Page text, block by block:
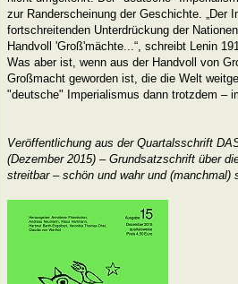
zur Randerscheinung der Geschichte. „Der
fortschreitenden Unterdrückung der
Handvoll 'Groß'mächte...“, schreibt Lenin
Was aber ist, wenn aus der Handvoll von
Großmacht geworden ist, die die Welt
"deutsche" Imperialismus dann trotzdem –
Veröffentlichung aus der Quartalsschrift
(Dezember 2015) – Grundsatzschrift über
streitbar – schön und wahr und (manchmal)